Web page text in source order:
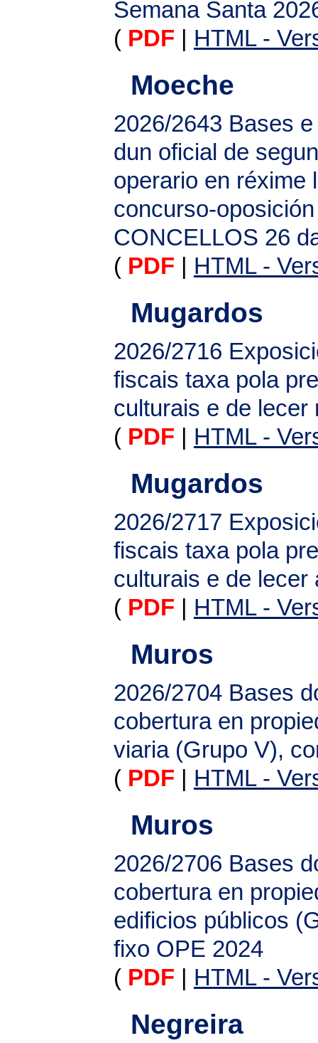
Semana Santa
( PDF HTML -
Moeche
2026/2643 Bases
dun oficial de
operario en réxime
concurso-
CONCELLOS 26
( PDF HTML -
Mugardos
2026/2716
fiscais taxa pola
culturais e de lecer
( PDF HTML -
Mugardos
2026/2717
fiscais taxa pola
culturais e de lecer
( PDF HTML -
Muros
2026/2704 Bases
cobertura en
viaria (Grupo V),
( PDF HTML -
Muros
2026/2706 Bases
cobertura en
edificios públicos
fixo OPE 2024
( PDF HTML -
Negreira